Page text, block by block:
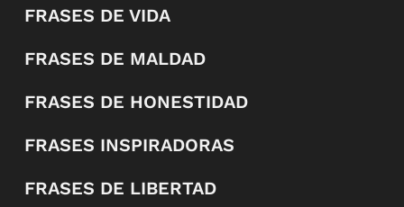
FRASES DE VIDA
FRASES DE MALDAD
FRASES DE HONESTIDAD
FRASES INSPIRADORAS
FRASES DE LIBERTAD